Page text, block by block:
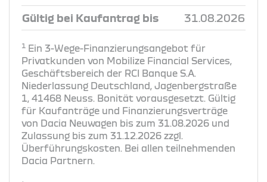
Gültig bei Kaufantrag bis 31.08.2026
1 Ein 3-Wege-Finanzierungsangebot für
Privatkunden von Mobilize Financial Services,
Geschäftsbereich der RCI Banque S.A.
Niederlassung Deutschland, Jagenbergstraße
1, 41468 Neuss. Bonität vorausgesetzt. Gültig
für Kaufanträge und Finanzierungsverträge
von Dacia Neuwagen bis zum 31.08.2026 und
Zulassung bis zum 31.12.2026 zzgl.
Überführungskosten. Bei allen teilnehmenden
Dacia Partnern.